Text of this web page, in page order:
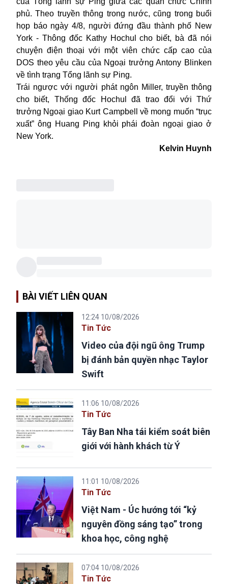
phủ. Theo truyền thông trong nước, cũng trong buổi
họp báo ngày 4/8, người đứng đầu thành phố New
York - Thông đốc Kathy Hochul cho biết, bà đã nói
chuyện điện thoại với một viên chức cấp cao của
DOS theo yêu cầu của Ngoại trưởng Antony Blinken
về tình trạng Tổng lãnh sự Ping.
Trái ngược với người phát ngôn Miller, truyền thông
cho biết, Thống đốc Hochul đã trao đổi với Thứ
trưởng Ngoại giao Kurt Campbell về mong muốn “trục
xuất” ông Huang Ping khỏi phái đoàn ngoại giao ở
New York.
Kelvin Huynh
BÀI VIẾT LIÊN QUAN
12:24 10/08/2026
Tin Tức
Video của đội ngũ ông Trump
bị đánh bản quyền nhạc Taylor
Swift
11:06 10/08/2026
Tin Tức
Tây Ban Nha tái kiểm soát biên
giới với hành khách từ Ý
11:01 10/08/2026
Tin Tức
Việt Nam - Úc hướng tới “kỷ
nguyên đồng sáng tạo” trong
khoa học, công nghệ
07:04 10/08/2026
Tin Tức